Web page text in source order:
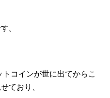
。
コインが世に出てからこ
ており、